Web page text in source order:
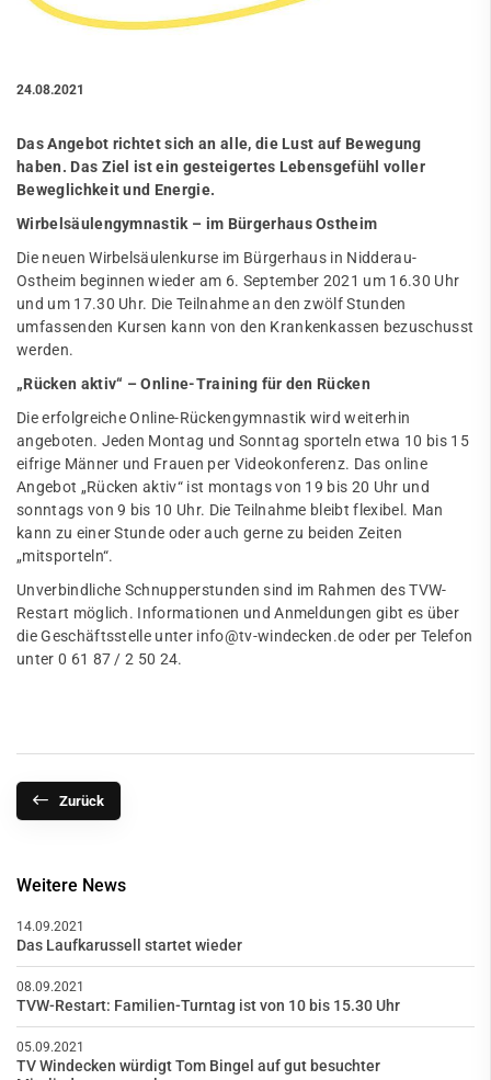
24.08.2021
Das Angebot richtet sich an alle, die Lust auf Bewegung
haben. Das Ziel ist ein gesteigertes Lebensgefühl voller
Beweglichkeit und Energie.
Wirbelsäulengymnastik – im Bürgerhaus Ostheim
Die neuen Wirbelsäulenkurse im Bürgerhaus in Nidderau-
Ostheim beginnen wieder am 6. September 2021 um 16.30 Uhr
und um 17.30 Uhr. Die Teilnahme an den zwölf Stunden
umfassenden Kursen kann von den Krankenkassen bezuschusst
werden.
„Rücken aktiv“ – Online-Training für den Rücken
Die erfolgreiche Online-Rückengymnastik wird weiterhin
angeboten. Jeden Montag und Sonntag sporteln etwa 10 bis 15
eifrige Männer und Frauen per Videokonferenz. Das online
Angebot „Rücken aktiv“ ist montags von 19 bis 20 Uhr und
sonntags von 9 bis 10 Uhr. Die Teilnahme bleibt flexibel. Man
kann zu einer Stunde oder auch gerne zu beiden Zeiten
„mitsporteln“.
Unverbindliche Schnupperstunden sind im Rahmen des TVW-
Restart möglich. Informationen und Anmeldungen gibt es über
die Geschäftsstelle unter info@tv-windecken.de oder per Telefon
unter 0 61 87 / 2 50 24.
Zurück
Weitere News
14.09.2021
Das Laufkarussell startet wieder
08.09.2021
TVW-Restart: Familien-Turntag ist von 10 bis 15.30 Uhr
05.09.2021
TV Windecken würdigt Tom Bingel auf gut besuchter